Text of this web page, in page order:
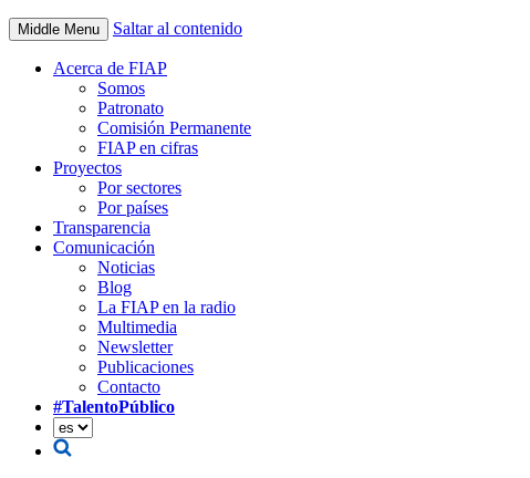
Middle Menu Saltar al contenido
Acerca de FIAP
Somos
Patronato
Comisión Permanente
FIAP en cifras
Proyectos
Por sectores
Por países
Transparencia
Comunicación
Noticias
Blog
La FIAP en la radio
Multimedia
Newsletter
Publicaciones
Contacto
#TalentoPúblico